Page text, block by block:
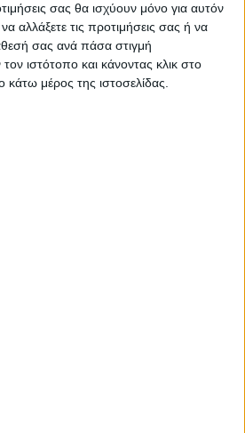
σας θα ισχύουν μόνο για αυτόν
αλλάξετε τις προτιμήσεις σας ή να
σας ανά πάσα στιγμή
ιστότοπο και κάνοντας κλικ στο
μέρος της ιστοσελίδας.